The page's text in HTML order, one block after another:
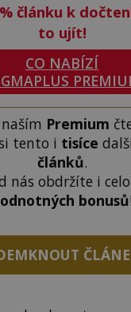
%článku k
to ujít!
CO NABÍZÍ
Premium
tento i tisíce
článků.
nás obdržíte i
bonusů!